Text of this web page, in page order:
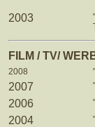
2003
FILM / TV/
2008
2007
2006
2004